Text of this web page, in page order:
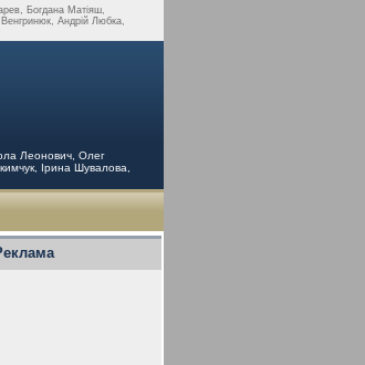
Богдана Матіяш,
Андрій Любка,
Леонович, Олег
Ірина Шувалова,